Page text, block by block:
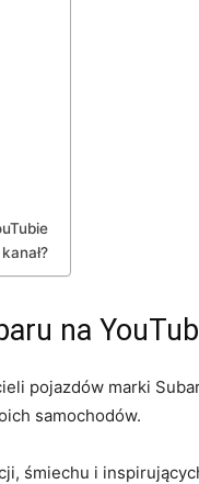
​na
pojazdów ‍marki
samochodów.
śmiechu i